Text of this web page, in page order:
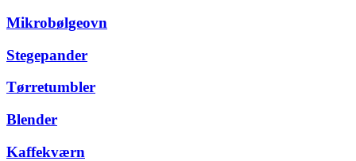
Mikrobølgeovn
Stegepander
Tørretumbler
Blender
Kaffekværn